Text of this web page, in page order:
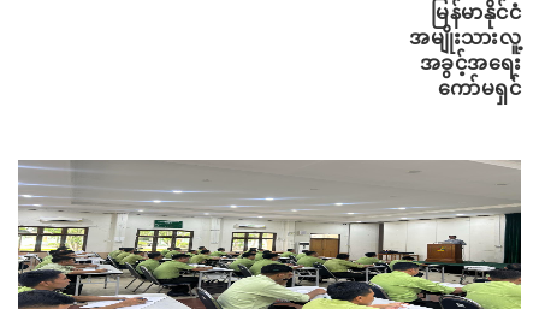
မြန်မာနိုင်ငံ
အမျိုးသားလူ့
အခွင့်အရေး
ကော်မရှင်